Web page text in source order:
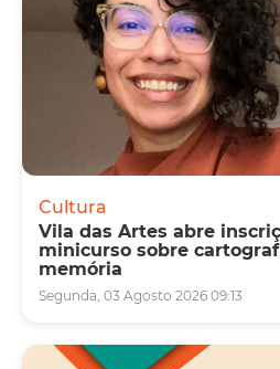
Cultura
Vila das Artes abre
minicurso sobre
memória
Segunda, 03 Agosto 2026 09:13